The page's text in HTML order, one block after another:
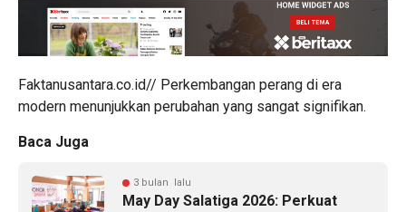
Faktanusantara.co.id// Perkembangan perang di era
modern menunjukkan perubahan yang sangat signifikan.
Baca Juga
3 bulan lalu
May Day Salatiga 2026: Perkuat